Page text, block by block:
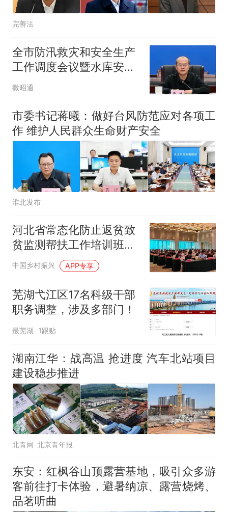
完善法
全市防汛救灾和安全生产
工作调度会议暨水库安全
运行管理工作视频会议强
措施 确保人民群众生命财
产安全
微昭通
市委书记蒋曦：做好台风防范应对各项工
作 维护人民群众生命财产安全
淮北发布
河北省常态化防止返贫致
贫监测帮扶工作培训班在
定州举办
中国乡村振兴 APP专享
芜湖弋江区17名科级干部
职务调整，涉及多部门！
最芜湖 1跟贴
湖南江华：战高温 抢进度 汽车北站项目
建设稳步推进
北青网-北京青年报
东安：红枫谷山顶露营基地，吸引众多游
客前往打卡体验，避暑纳凉、露营烧烤、
品茗听曲